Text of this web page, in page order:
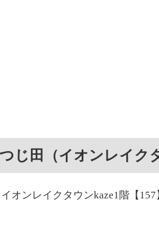
じ田（イオンレイク
オンレイクタウンkaze1階【157